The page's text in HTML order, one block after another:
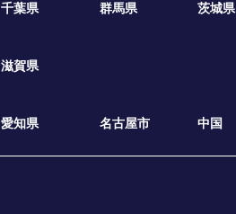
千葉県 群馬県 茨城県
滋賀県
愛知県 名古屋市 中国